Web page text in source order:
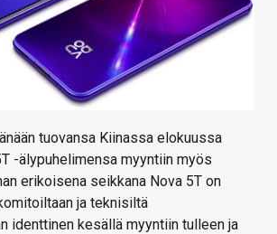
tuovansa Kiinassa elokuussa
-älypuhelimensa myyntiin myös
erikoisena seikkana Nova 5T on
ja teknisiltä
identtinen kesällä myyntiin tulleen ja